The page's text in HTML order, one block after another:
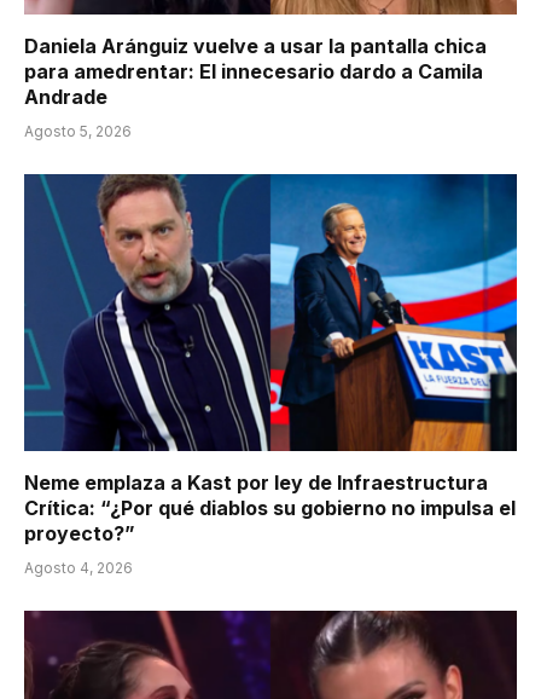
Daniela Aránguiz vuelve a usar la pantalla chica
para amedrentar: El innecesario dardo a Camila
Andrade
Agosto 5, 2026
Neme emplaza a Kast por ley de Infraestructura
Crítica: “¿Por qué diablos su gobierno no impulsa el
proyecto?”
Agosto 4, 2026